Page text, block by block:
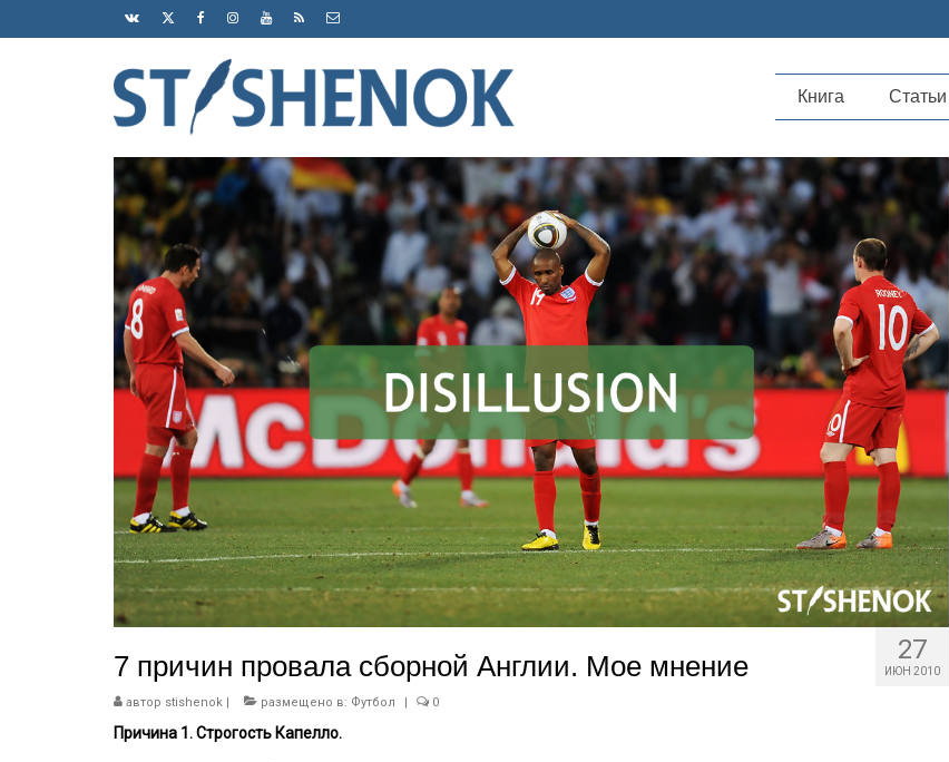
Книга Статьи
27
ИЮН 2010
7 причин провала сборной Англии. Мое мнение
автор stishenok | размещено в: Футбол | 0
Причина 1. Строгость Капелло.